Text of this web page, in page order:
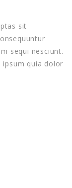
sit
sequi nesciunt.
ipsum quia dolor